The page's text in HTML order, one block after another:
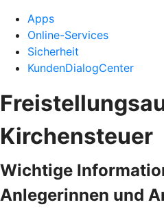
Apps
Online-Services
Sicherheit
KundenDialogCenter
Kirchensteuer
Wichtige
Anlegerinnen und